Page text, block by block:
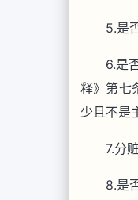
5.是
6.是
释》第七
少且不是
7.分
8.是